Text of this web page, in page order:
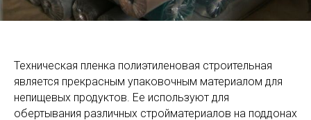
Техническая пленка полиэтиленовая строительная
является прекрасным упаковочным материалом для
непищевых продуктов. Ее используют для
обертывания различных стройматериалов на поддонах